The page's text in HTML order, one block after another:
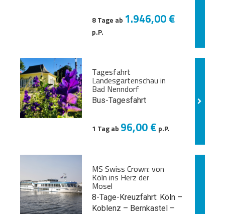
8 Tage ab 1.946,00 €
p.P.
Tagesfahrt
Landesgartenschau in
Bad Nenndorf
Bus-Tagesfahrt
1 Tag ab 96,00 € p.P.
MS Swiss Crown: von
Köln ins Herz der
Mosel
8-Tage-Kreuzfahrt: Köln –
Koblenz – Bernkastel –